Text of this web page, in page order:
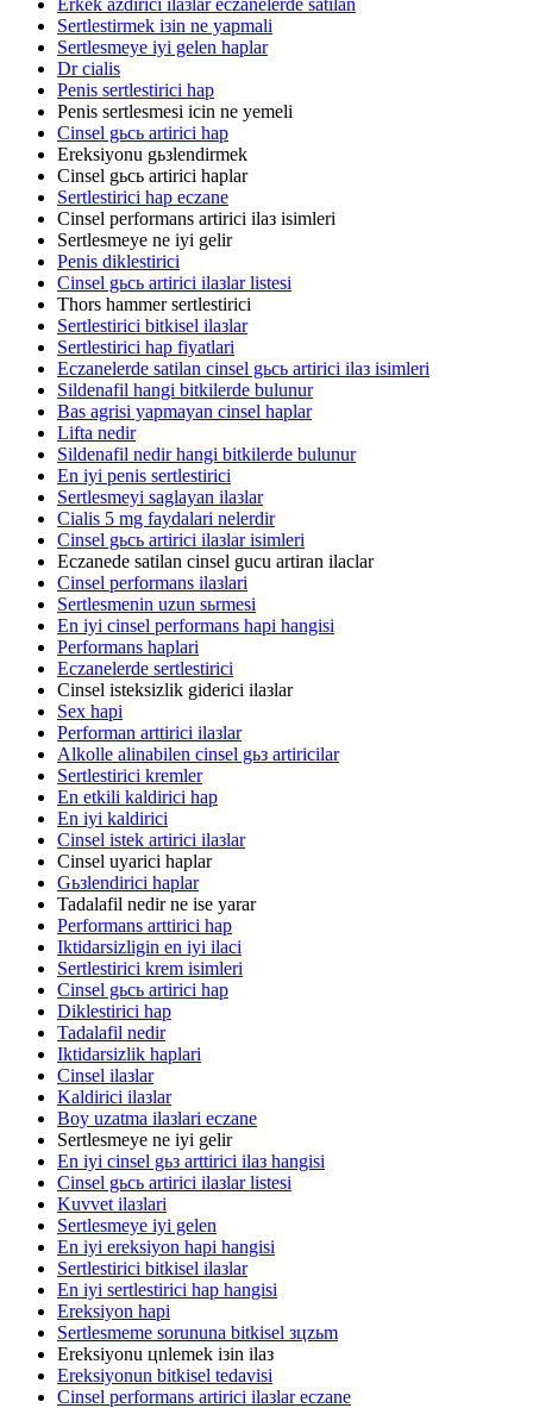
Erkek azdirici ilaзlar eczanelerde satilan
Sertlestirmek iзin ne yapmali
Sertlesmeye iyi gelen haplar
Dr cialis
Penis sertlestirici hap
Penis sertlesmesi icin ne yemeli
Cinsel gьcь artirici hap
Ereksiyonu gьзlendirmek
Cinsel gьcь artirici haplar
Sertlestirici hap eczane
Cinsel performans artirici ilaз isimleri
Sertlesmeye ne iyi gelir
Penis diklestirici
Cinsel gьcь artirici ilaзlar listesi
Thors hammer sertlestirici
Sertlestirici bitkisel ilaзlar
Sertlestirici hap fiyatlari
Eczanelerde satilan cinsel gьcь artirici ilaз isimleri
Sildenafil hangi bitkilerde bulunur
Bas agrisi yapmayan cinsel haplar
Lifta nedir
Sildenafil nedir hangi bitkilerde bulunur
En iyi penis sertlestirici
Sertlesmeyi saglayan ilaзlar
Cialis 5 mg faydalari nelerdir
Cinsel gьcь artirici ilaзlar isimleri
Eczanede satilan cinsel gucu artiran ilaclar
Cinsel performans ilaзlari
Sertlesmenin uzun sьrmesi
En iyi cinsel performans hapi hangisi
Performans haplari
Eczanelerde sertlestirici
Cinsel isteksizlik giderici ilaзlar
Sex hapi
Performan arttirici ilaзlar
Alkolle alinabilen cinsel gьз artiricilar
Sertlestirici kremler
En etkili kaldirici hap
En iyi kaldirici
Cinsel istek artirici ilaзlar
Cinsel uyarici haplar
Gьзlendirici haplar
Tadalafil nedir ne ise yarar
Performans arttirici hap
Iktidarsizligin en iyi ilaci
Sertlestirici krem isimleri
Cinsel gьcь artirici hap
Diklestirici hap
Tadalafil nedir
Iktidarsizlik haplari
Cinsel ilaзlar
Kaldirici ilaзlar
Boy uzatma ilaзlari eczane
Sertlesmeye ne iyi gelir
En iyi cinsel gьз arttirici ilaз hangisi
Cinsel gьcь artirici ilaзlar listesi
Kuvvet ilaзlari
Sertlesmeye iyi gelen
En iyi ereksiyon hapi hangisi
Sertlestirici bitkisel ilaзlar
En iyi sertlestirici hap hangisi
Ereksiyon hapi
Sertlesmeme sorununa bitkisel зцzьm
Ereksiyonu цnlemek iзin ilaз
Ereksiyonun bitkisel tedavisi
Cinsel performans artirici ilaзlar eczane